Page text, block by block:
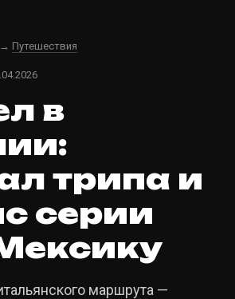
→ Путешествия
в
трипа и
серии
маршрута —